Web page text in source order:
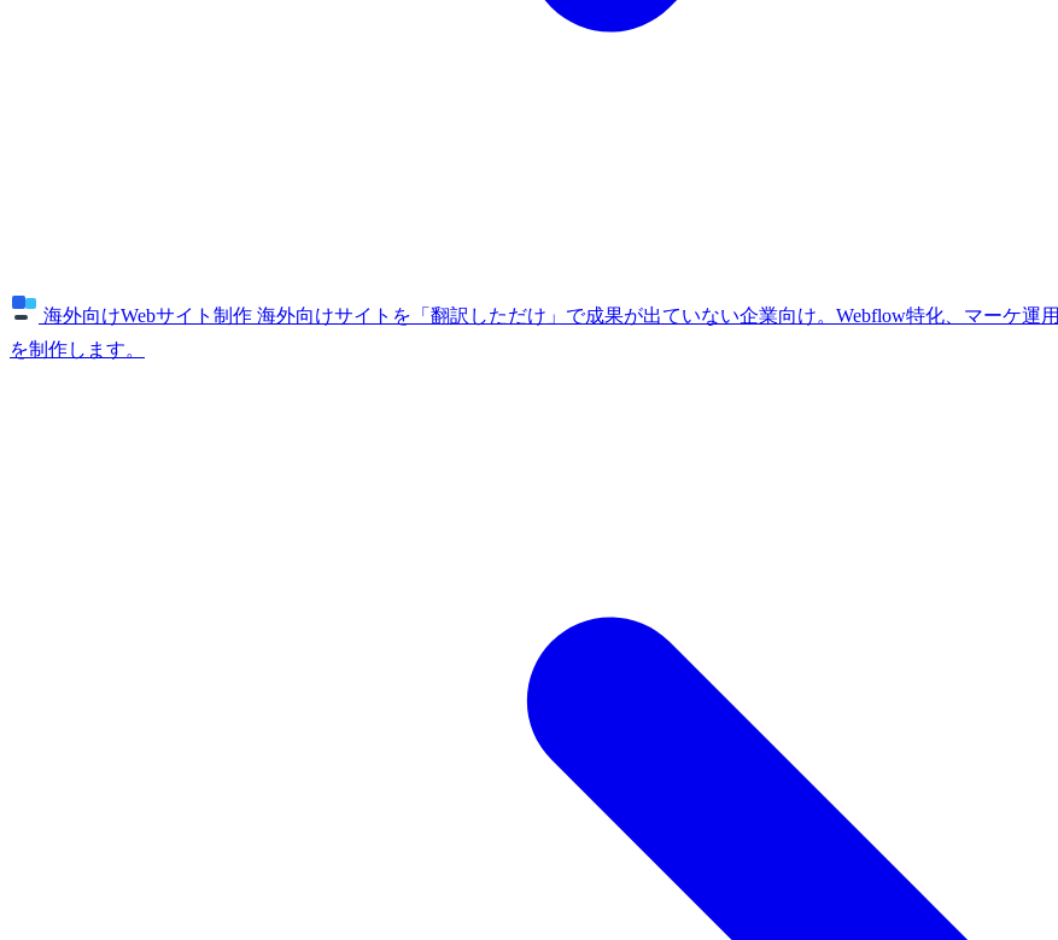
海外向けWebサイト制作 海外向けサイトを「翻訳しただけ」で成果が出ていない企業向け。Webflow特化、マーケ運
を制作します。